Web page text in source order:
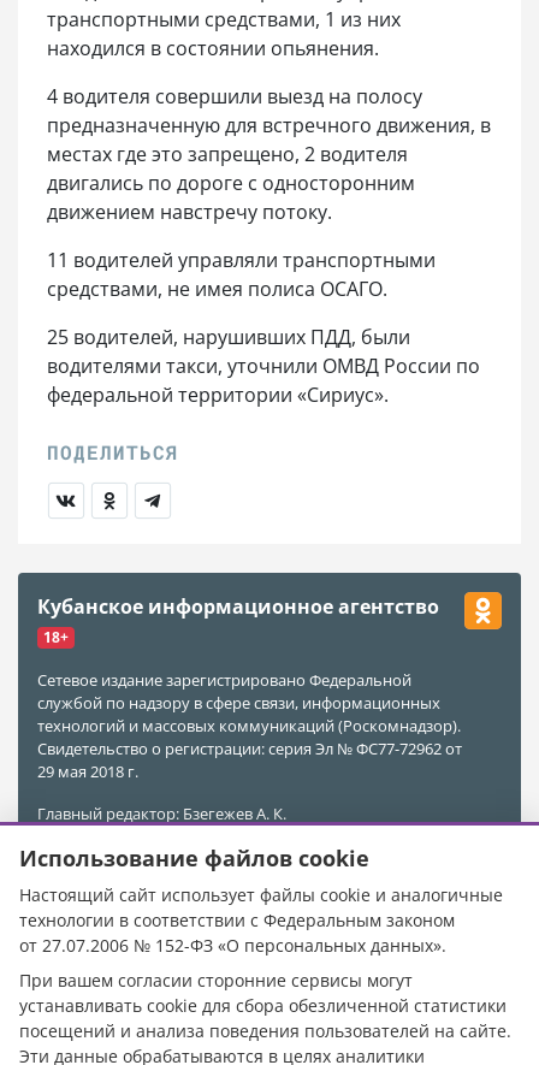
транспортными средствами, 1 из них
находился в состоянии опьянения.
4 водителя совершили выезд на полосу
предназначенную для встречного движения, в
местах где это запрещено, 2 водителя
двигались по дороге с односторонним
движением навстречу потоку.
11 водителей управляли транспортными
средствами, не имея полиса ОСАГО.
25 водителей, нарушивших ПДД, были
водителями такси, уточнили ОМВД России по
федеральной территории «Сириус».
Кубанское информационное агентство
18+
Сетевое издание зарегистрировано Федеральной
службой по надзору в сфере связи, информационных
технологий и массовых коммуникаций (Роскомнадзор).
Свидетельство о регистрации: серия Эл № ФС77-72962 от
29 мая 2018 г.
Главный редактор: Бзегежев А. К.
Адрес редакции: 385011, Республика Адыгея, г. Майкоп,
Электронная почта редакции:kubinfo@bk.ru
Телефон редакции:+7 988 478-05-89
Телефон/Факс редакции:+7 (8772) 555-969
При цитировании материалов ссылка на источник
обязательна.
Исключительные права на материалы, размещённые в
Использование файлов cookie
Настоящий сайт использует файлы cookie и аналогичные
технологии в соответствии с Федеральным законом
от 27.07.2006 № 152-ФЗ «О персональных данных».
При вашем согласии сторонние сервисы могут
устанавливать cookie для сбора обезличенной статистики
посещений и анализа поведения пользователей на сайте.
Эти данные обрабатываются в целях аналитики